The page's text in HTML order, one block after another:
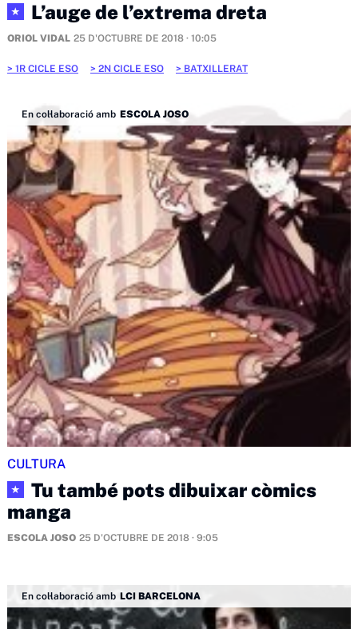
★ L’auge de l’extrema dreta
ORIOL VIDAL 25 D'OCTUBRE DE 2018 · 10:05
1R CICLE ESO 2N CICLE ESO BATXILLERAT
En col·laboració amb ESCOLA JOSO
CULTURA
★
Tu també pots dibuixar còmics
manga
ESCOLA JOSO 25 D'OCTUBRE DE 2018 · 9:05
En col·laboració amb LCI BARCELONA